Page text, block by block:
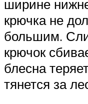
ширине
крючка не
большим.
крючок
блесна
тянется за